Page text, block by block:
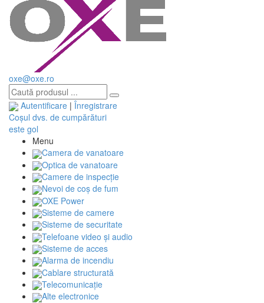
oxe@oxe.ro
Autentificare | Înregistrare
Coșul dvs. de cumpărături
este gol
Menu
Camera de vanatoare
Optica de vanatoare
Camere de inspecție
Nevoi de coș de fum
OXE Power
Sisteme de camere
Sisteme de securitate
Telefoane video și audio
Sisteme de acces
Alarma de incendiu
Cablare structurată
Telecomunicaţie
Alte electronice